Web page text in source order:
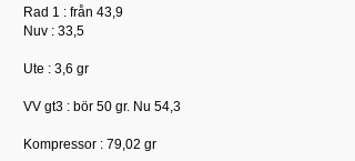
Rad 1 : från 43,9
Nuv : 33,5
Ute : 3,6 gr
VV gt3 : bör 50 gr. Nu 54,3
Kompressor : 79,02 gr